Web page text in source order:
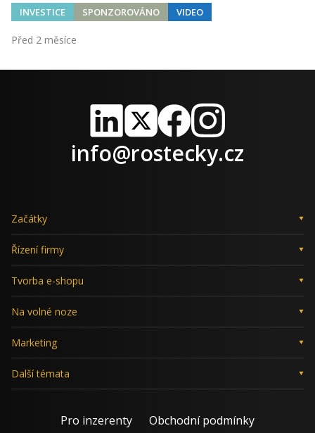
INVESTICE SPONZOROVÁNO VIDEO
Před 2 měsíce
LinkedIn
X FacebookInstagram
info@rostecky.cz
Začátky
Řízení firmy
Tvorba e-shopu
Na volné noze
Marketing
Další témata
Pro inzerenty Obchodní podmínky